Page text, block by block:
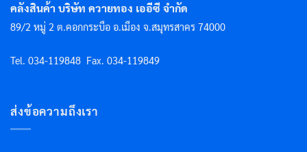
คลังสินค้า บริษัท ควายทอง เออีซี จำกัด
89/2 หมู่ 2 ต.คอกกระบือ อ.เมือง จ.สมุทรสาคร 74000
Tel. 034-119848 Fax. 034-119849
ส่งข้อความถึงเรา